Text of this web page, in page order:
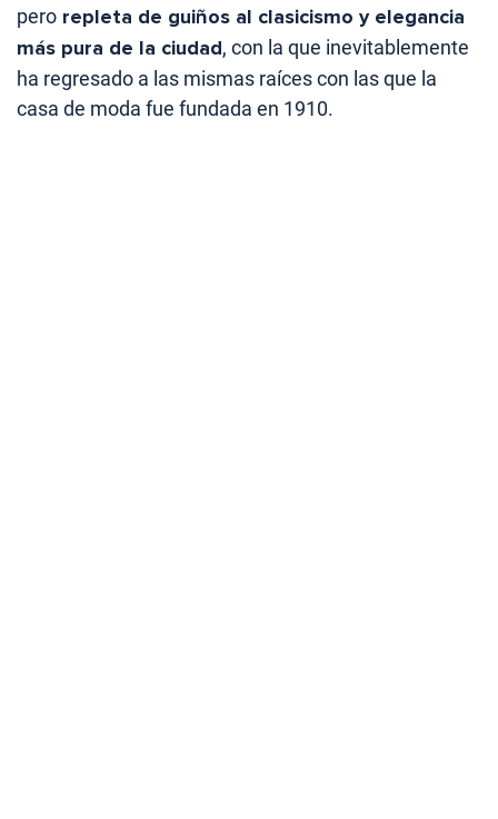
pero repleta de guiños al clasicismo y elegancia
más pura de la ciudad, con la que inevitablemente
ha regresado a las mismas raíces con las que la
casa de moda fue fundada en 1910.